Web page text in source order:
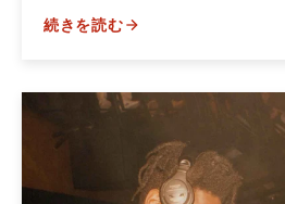
続きを読む